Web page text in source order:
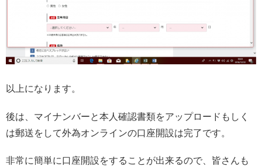
以上になります。
後は、マイナンバーと本人確認書類をアップロードもしく
は郵送をして外為オンラインの口座開設は完了です。
非常に簡単に口座開設をすることが出来るので、皆さんも